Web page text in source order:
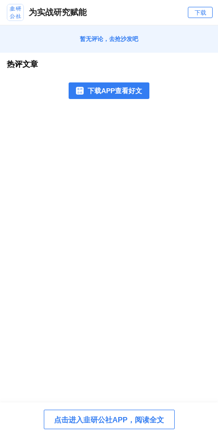
为实战研究赋能 下载
暂无评论，去抢沙发吧
热评文章
下载APP查看好文
点击进入韭研公社APP，阅读全文